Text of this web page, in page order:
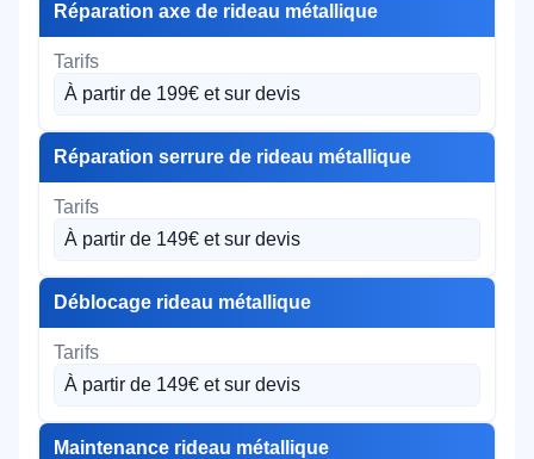
Réparation axe de rideau métallique
À partir de 199€ et sur devis
Réparation serrure de rideau métallique
À partir de 149€ et sur devis
Déblocage rideau métallique
À partir de 149€ et sur devis
Maintenance rideau métallique